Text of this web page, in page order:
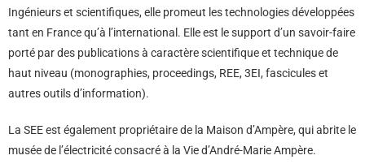
Ingénieurs et scientifiques, elle promeut les technologies développées
tant en France qu’à l’international. Elle est le support d’un savoir-faire
porté par des publications à caractère scientifique et technique de
haut niveau (monographies, proceedings, REE, 3EI, fascicules et
autres outils d’information).
La SEE est également propriétaire de la Maison d’Ampère, qui abrite le
musée de l’électricité consacré à la Vie d’André-Marie Ampère.